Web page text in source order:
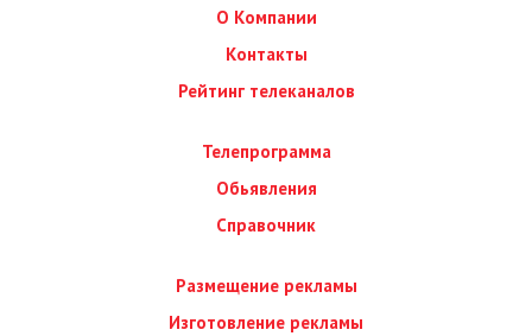
О Компании
Контакты
Рейтинг телеканалов
Телепрограмма
Обьявления
Справочник
Размещение рекламы
Изготовление рекламы